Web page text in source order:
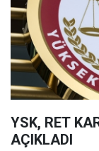
YSK, RET
AÇIKLADI